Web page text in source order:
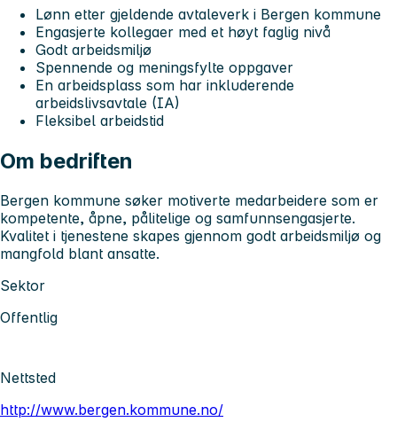
Lønn etter gjeldende avtaleverk i Bergen kommune
Engasjerte kollegaer med et høyt faglig nivå
Godt arbeidsmiljø
Spennende og meningsfylte oppgaver
En arbeidsplass som har inkluderende
arbeidslivsavtale (IA)
Fleksibel arbeidstid
Om bedriften
Bergen kommune søker motiverte medarbeidere som er
kompetente, åpne, pålitelige og samfunnsengasjerte.
Kvalitet i tjenestene skapes gjennom godt arbeidsmiljø og
mangfold blant ansatte.
Sektor
Offentlig
Nettsted
http://www.bergen.kommune.no/